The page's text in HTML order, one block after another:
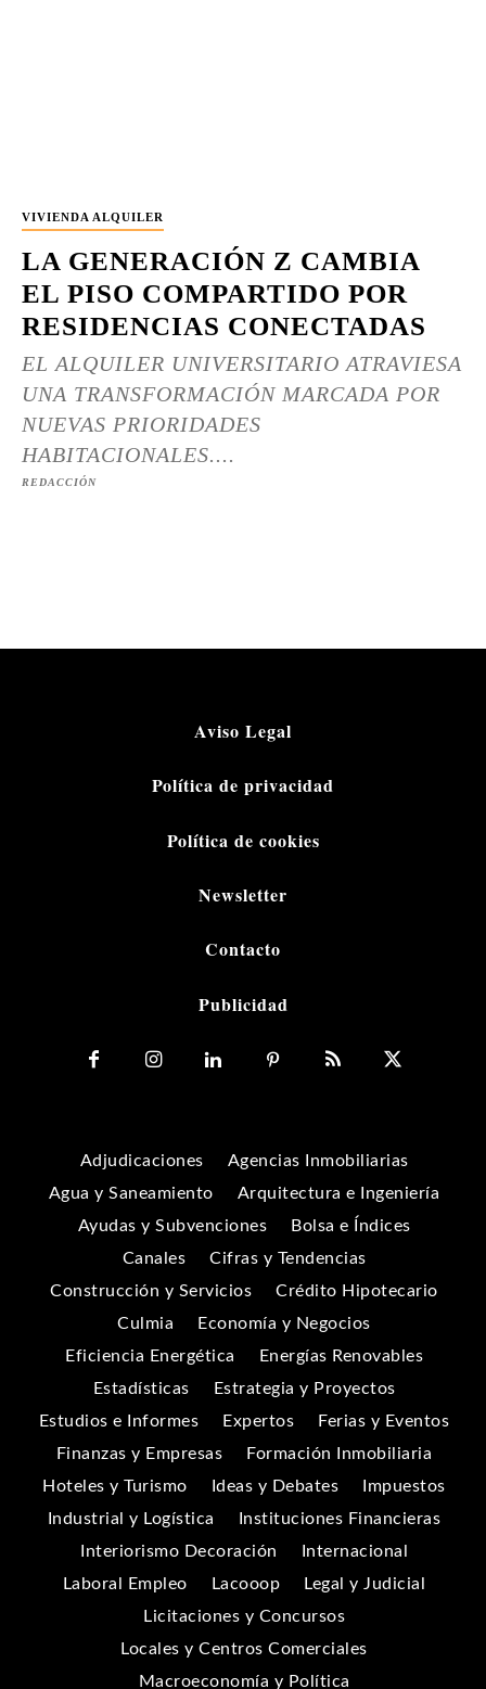
VIVIENDA ALQUILER
LA GENERACIÓN Z CAMBIA
EL PISO COMPARTIDO POR
RESIDENCIAS CONECTADAS
EL ALQUILER UNIVERSITARIO ATRAVIESA
UNA TRANSFORMACIÓN MARCADA POR
NUEVAS PRIORIDADES
HABITACIONALES....
REDACCIÓN
Aviso Legal
Política de privacidad
Política de cookies
Newsletter
Contacto
Publicidad
Adjudicaciones
Agencias Inmobiliarias
Agua y Saneamiento
Arquitectura e Ingeniería
Ayudas y Subvenciones
Bolsa e Índices
Canales
Cifras y Tendencias
Construcción y Servicios
Crédito Hipotecario
Culmia
Economía y Negocios
Eficiencia Energética
Energías Renovables
Estadísticas
Estrategia y Proyectos
Estudios e Informes
Expertos
Ferias y Eventos
Finanzas y Empresas
Formación Inmobiliaria
Hoteles y Turismo
Ideas y Debates
Impuestos
Industrial y Logística
Instituciones Financieras
Interiorismo Decoración
Internacional
Laboral Empleo
Lacooop
Legal y Judicial
Licitaciones y Concursos
Locales y Centros Comerciales
Macroeconomía y Política